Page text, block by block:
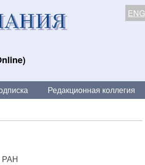
ENG
Редакционная коллегия
РАН